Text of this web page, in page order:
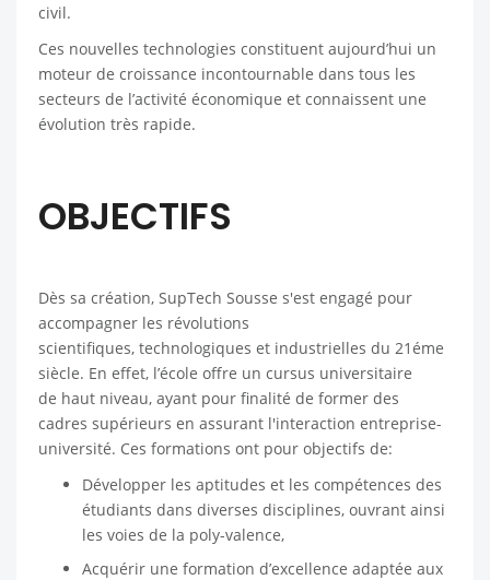
civil.
Ces nouvelles technologies constituent aujourd’hui un
moteur de croissance incontournable dans tous les
secteurs de l’activité économique et connaissent une
évolution très rapide.
OBJECTIFS
Dès sa création, SupTech Sousse s'est engagé pour
accompagner les révolutions
scientifiques, technologiques et industrielles du 21éme
siècle. En effet, l’école offre un cursus universitaire
de haut niveau, ayant pour finalité de former des
cadres supérieurs en assurant l'interaction entreprise-
université. Ces formations ont pour objectifs de:
Développer les aptitudes et les compétences des
étudiants dans diverses disciplines, ouvrant ainsi
les voies de la poly-valence,
Acquérir une formation d’excellence adaptée aux